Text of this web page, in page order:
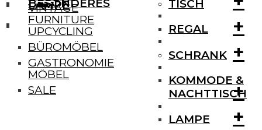
LAMPE
BESONDERES
VINTAGE
FURNITURE
UPCYCLING
BÜROMÖBEL
GASTRONOMIE
MÖBEL
SALE
TISCH
REGAL +
SCHRANK +
KOMMODE &
NACHTTISCH
+
LAMPE +